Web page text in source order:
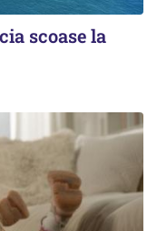
scoase la